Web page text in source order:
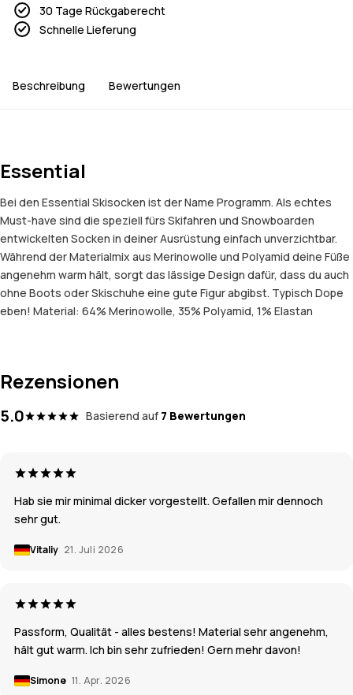
30 Tage Rückgaberecht
Schnelle Lieferung
Beschreibung Bewertungen
Essential
Bei den Essential Skisocken ist der Name Programm. Als echtes
Must-have sind die speziell fürs Skifahren und Snowboarden
entwickelten Socken in deiner Ausrüstung einfach unverzichtbar.
Während der Materialmix aus Merinowolle und Polyamid deine Füße
angenehm warm hält, sorgt das lässige Design dafür, dass du auch
ohne Boots oder Skischuhe eine gute Figur abgibst. Typisch Dope
eben! Material: 64% Merinowolle, 35% Polyamid, 1% Elastan
Rezensionen
5.0 Basierend auf 7 Bewertungen
Hab sie mir minimal dicker vorgestellt. Gefallen mir dennoch
sehr gut.
Vitaliy 21. Juli 2026
Passform, Qualität - alles bestens! Material sehr angenehm,
hält gut warm. Ich bin sehr zufrieden! Gern mehr davon!
Simone 11. Apr. 2026